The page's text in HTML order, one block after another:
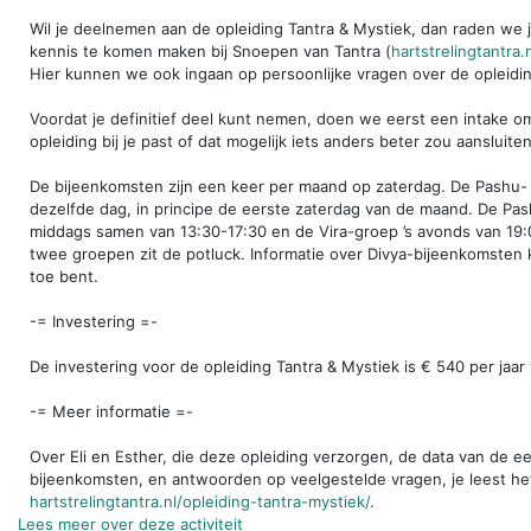
Wil je deelnemen aan de opleiding Tantra & Mystiek, dan raden
kennis te komen maken bij Snoepen van Tantra (
Hier kunnen we ook ingaan op persoonlijke vragen over de
Voordat je definitief deel kunt nemen, doen we eerst een intake
opleiding bij je past of dat mogelijk iets anders beter zou
De bijeenkomsten zijn een keer per maand op zaterdag. De
dezelfde dag, in principe de eerste zaterdag van de maand. De
middags samen van 13:30-17:30 en de Vira-groep ’s avonds van
twee groepen zit de potluck. Informatie over Divya-bijeenkomsten
toe bent.
-= Investering =-
De investering voor de opleiding Tantra & Mystiek is € 540 per jaar
-= Meer informatie =-
Over Eli en Esther, die deze opleiding verzorgen, de data van de
bijeenkomsten, en antwoorden op veelgestelde vragen, je leest
hartstrelingtantra.nl/opleiding-tantra-mystiek/.
Lees meer over deze activiteit